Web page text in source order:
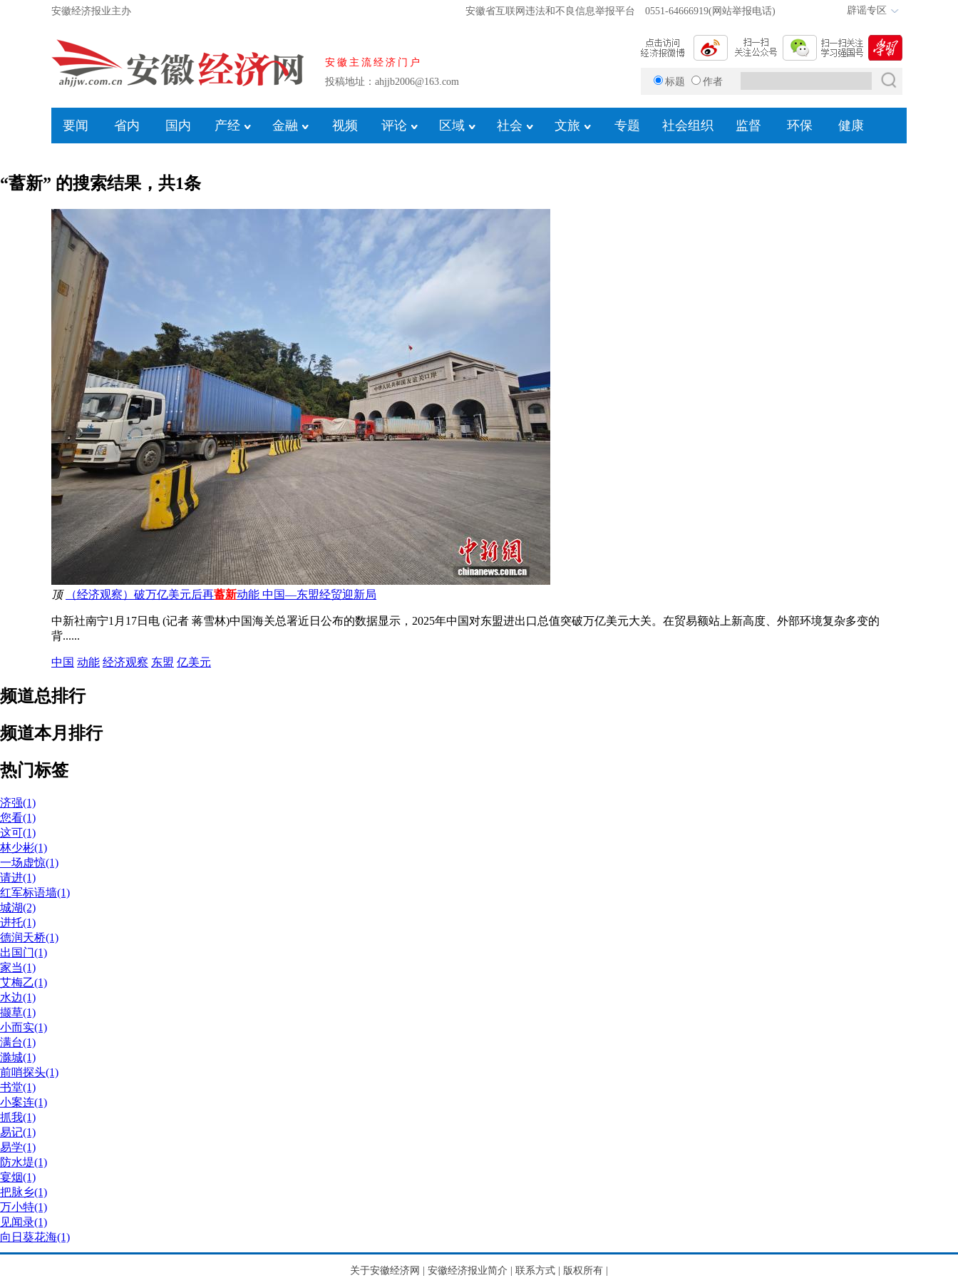
安徽经济报业主办 安徽省互联网违法和不良信息举报平台 0551-64666919(网站举报电话) 辟谣专区
安徽主流经济门户
投稿地址：ahjjb2006@163.com
标题 作者
要闻 省内 国内 产经 金融 视频 评论 区域 社会 文旅 专题 社会组织 监督 环保 健康
“蓄新” 的搜索结果，共1条
顶 （经济观察）破万亿美元后再蓄新动能 中国—东盟经贸迎新局
中新社南宁1月17日电 (记者 蒋雪林)中国海关总署近日公布的数据显示，2025年中国对东盟进出口总值突破万亿美元大关。在贸易额站上新高度、外部环境复杂多变的
背......
中国 动能 经济观察 东盟 亿美元
频道总排行
频道本月排行
热门标签
济强(1)
您看(1)
这可(1)
林少彬(1)
一场虚惊(1)
请进(1)
红军标语墙(1)
城湖(2)
进托(1)
德润天桥(1)
出国门(1)
家当(1)
艾梅乙(1)
水边(1)
撷草(1)
小而实(1)
满台(1)
滁城(1)
前哨探头(1)
书堂(1)
小案连(1)
抓我(1)
易记(1)
易学(1)
防水堤(1)
宴烟(1)
把脉乡(1)
万小特(1)
见闻录(1)
向日葵花海(1)
关于安徽经济网 | 安徽经济报业简介 | 联系方式 | 版权所有 |